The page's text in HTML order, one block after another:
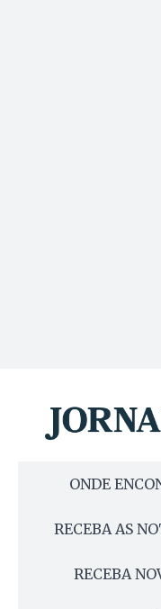
ONDE
RECEBA AS
RECEBA